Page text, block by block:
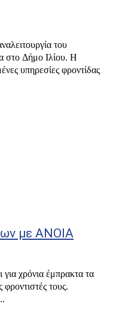
του
στο Δήμο Ιλίου. Η
υπηρεσίες φροντίδας
με ΑΝΟΙΑ
χρόνια έμπρακτα τα
φροντιστές τους.